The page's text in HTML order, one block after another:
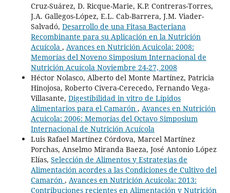
Cruz-Suárez, D. Ricque-Marie, K.P. Contreras-Torres,
J.A. Gallegos-López, E.L. Cab-Barrera, J.M. Viader-
Salvadó, Desarrollo de una Fitasa Bacteriana
Recombinante para su Aplicación en la Nutrición
Acuícola , Avances en Nutrición Acuicola: 2008:
Memorías del Noveno Simposium Internacional de
Nutrición Acuícola Noviembre 24-27, 2008
Héctor Nolasco, Alberto del Monte Martínez, Patricia
Hinojosa, Roberto Civera-Cerecedo, Fernando Vega-
Villasante, Digestibilidad in vitro de Lípidos
Alimentarios para el Camarón , Avances en Nutrición
Acuicola: 2006: Memorías del Octavo Simposium
Internacional de Nutrición Acuícola
Luis Rafael Martínez Córdova, Marcel Martínez
Porchas, Anselmo Miranda Baeza, José Antonio López
Elías, Selección de Alimentos y Estrategias de
Alimentación acordes a las Condiciones de Cultivo del
Camarón , Avances en Nutrición Acuicola: 2013:
Contribuciones recientes en Alimentación y Nutrición